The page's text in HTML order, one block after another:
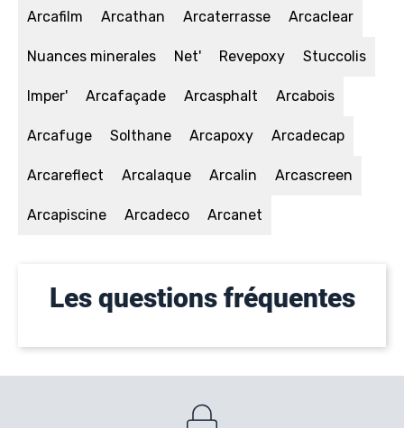
Arcafilm Arcathan Arcaterrasse Arcaclear
Nuances minerales Net' Revepoxy Stuccolis
Imper' Arcafaçade Arcasphalt Arcabois
Arcafuge Solthane Arcapoxy Arcadecap
Arcareflect Arcalaque Arcalin Arcascreen
Arcapiscine Arcadeco Arcanet
Les questions fréquentes